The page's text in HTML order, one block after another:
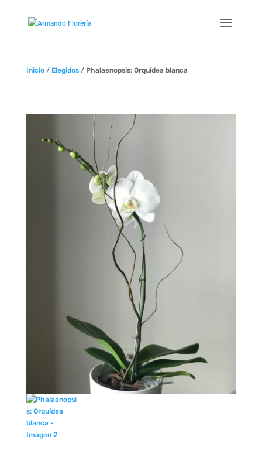
Inicio/ Elegidos/ Phalaenopsis: Orquídea blanca